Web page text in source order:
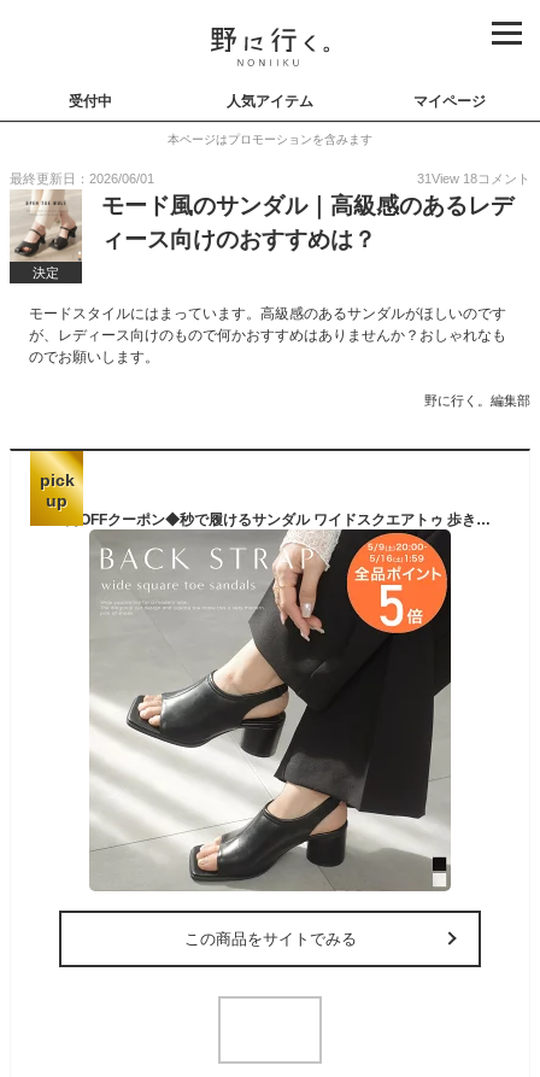
受付中 人気アイテム マイページ
本ページはプロモーションを含みます
最終更新日：2026/06/01 31View 18コメント
決定
モード風のサンダル｜高級感のあるレデ
ィース向けのおすすめは？
モードスタイルにはまっています。高級感のあるサンダルがほしいのです
が、レディース向けのもので何かおすすめはありませんか？おしゃれなも
のでお願いします。
野に行く。編集部
pick
up
300円OFFクーポン◆秒で履けるサンダル ワイドスクエアトゥ 歩きやすい バックストラップ 6センチヒール 履きやすい レディース 痛くない 太ヒール ブラック ホワイト 22.5 24.5 柔らか 円柱ヒール 美脚 ゴム 黒 ルリアンプラス
この商品をサイトでみる